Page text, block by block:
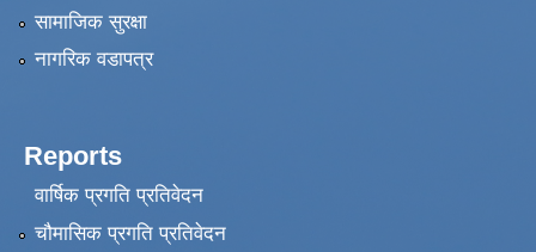
सामाजिक सुरक्षा
नागरिक वडापत्र
Reports
वार्षिक प्रगति प्रतिवेदन
चौमासिक प्रगति प्रतिवेदन